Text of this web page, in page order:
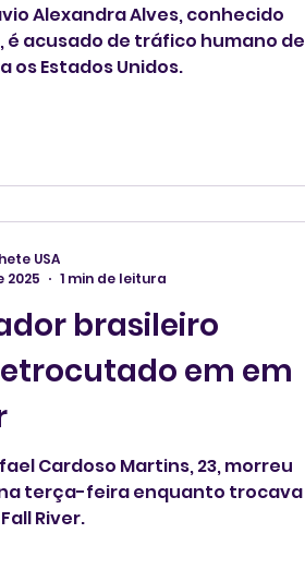
Alexandra Alves, conhecido
é acusado de tráfico humano de
os Estados Unidos.
brasileiro
em em
Cardoso Martins, 23, morreu
terça-feira enquanto trocava
River.
USA
2025
1 min de leitura